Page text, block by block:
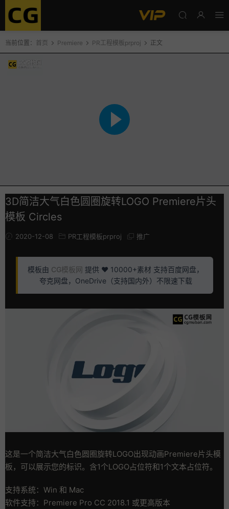
当前位置： 首页 Premiere PR工程模板prproj 正文
3D简洁大气白色圆圈旋转LOGO Premiere片头
模板 Circles
2020-12-08 PR工程模板prproj 推广
模板由 CG模板网 提供 ❤️ 10000+素材 支持百度网盘，
夸克网盘，OneDrive（支持国内外）不限速下载
这是一个简洁大气白色圆圈旋转LOGO出现动画Premiere片头模
板，可以展示您的标识。含1个LOGO占位符和1个文本占位符。
支持系统：Win 和 Mac
软件支持：Premiere Pro CC 2018.1 或更高版本